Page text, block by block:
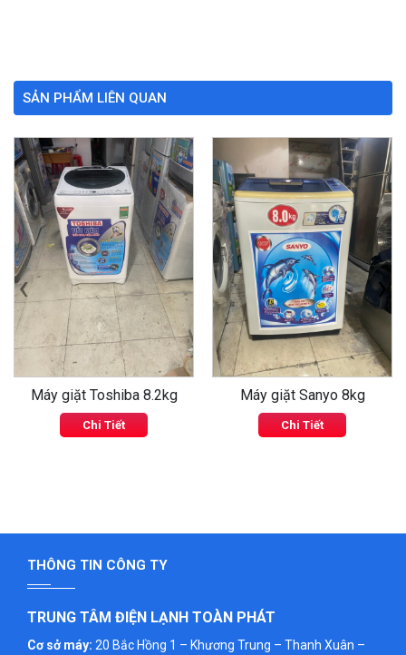
SẢN PHẨM LIÊN QUAN
Máy giặt Toshiba 8.2kg
Chi Tiết
Máy giặt Sanyo 8kg
Chi Tiết
‹ ›
THÔNG TIN CÔNG TY
TRUNG TÂM ĐIỆN LẠNH TOÀN PHÁT
Cơ sở máy: 20 Bắc Hồng 1 – Khương Trung – Thanh Xuân –